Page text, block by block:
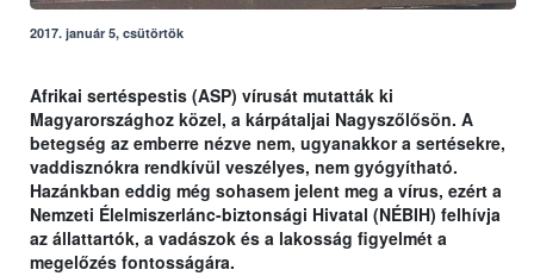
2017. január 5, csütörtök
Afrikai sertéspestis (ASP) vírusát mutatták ki
Magyarországhoz közel, a kárpátaljai Nagyszőlősön. A
betegség az emberre nézve nem, ugyanakkor a sertésekre,
vaddisznókra rendkívül veszélyes, nem gyógyítható.
Hazánkban eddig még sohasem jelent meg a vírus, ezért a
Nemzeti Élelmiszerlánc-biztonsági Hivatal (NÉBIH) felhívja
az állattartók, a vadászok és a lakosság figyelmét a
megelőzés fontosságára.